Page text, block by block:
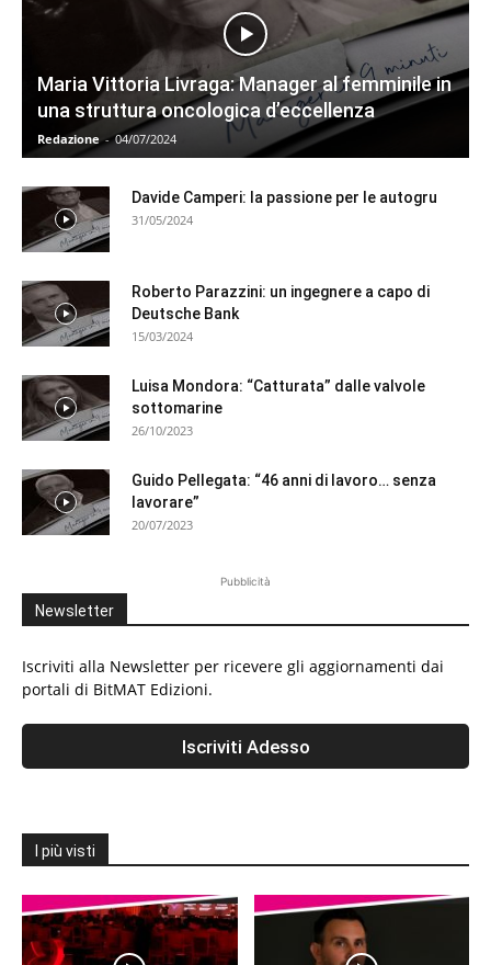
Maria Vittoria Livraga: Manager al femminile in
una struttura oncologica d’eccellenza
Redazione - 04/07/2024
Davide Camperi: la passione per le autogru
31/05/2024
Roberto Parazzini: un ingegnere a capo di
Deutsche Bank
15/03/2024
Luisa Mondora: “Catturata” dalle valvole
sottomarine
26/10/2023
Guido Pellegata: “46 anni di lavoro… senza
lavorare”
20/07/2023
Pubblicità
Newsletter
Iscriviti alla Newsletter per ricevere gli aggiornamenti dai
portali di BitMAT Edizioni.
I più visti